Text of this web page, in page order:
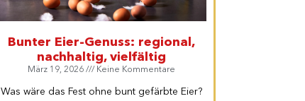
Bunter Eier-Genuss: regional,
nachhaltig, vielfältig
März 19, 2026 Keine Kommentare
Was wäre das Fest ohne bunt gefärbte Eier?